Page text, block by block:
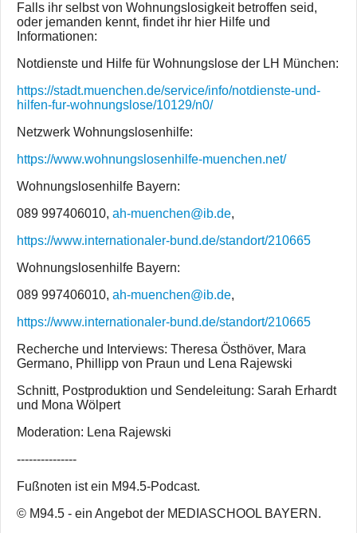
Falls ihr selbst von Wohnungslosigkeit betroffen seid,
oder jemanden kennt, findet ihr hier Hilfe und
Informationen:
Notdienste und Hilfe für Wohnungslose der LH München:
https://stadt.muenchen.de/service/info/notdienste-und-
hilfen-fur-wohnungslose/10129/n0/
Netzwerk Wohnungslosenhilfe:
https://www.wohnungslosenhilfe-muenchen.net/
Wohnungslosenhilfe Bayern:
089 997406010, ah-muenchen@ib.de,
https://www.internationaler-bund.de/standort/210665
Wohnungslosenhilfe Bayern:
089 997406010, ah-muenchen@ib.de,
https://www.internationaler-bund.de/standort/210665
Recherche und Interviews: Theresa Östhöver, Mara
Germano, Phillipp von Praun und Lena Rajewski
Schnitt, Postproduktion und Sendeleitung: Sarah Erhardt
und Mona Wölpert
Moderation: Lena Rajewski
---------------
Fußnoten ist ein M94.5-Podcast.
© M94.5 - ein Angebot der MEDIASCHOOL BAYERN.